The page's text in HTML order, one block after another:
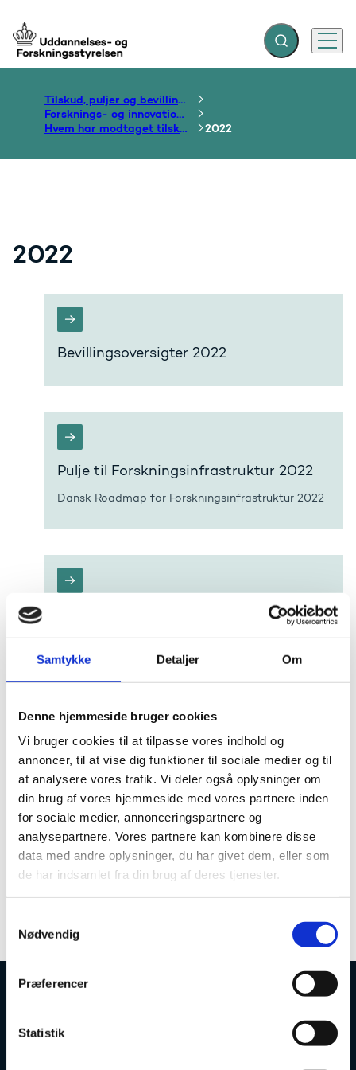
Samtykke Detaljer Om
Denne hjemmeside bruger cookies
Vi bruger cookies til at tilpasse vores indhold og
annoncer, til at vise dig funktioner til sociale medier og til
at analysere vores trafik. Vi deler også oplysninger om
din brug af vores hjemmeside med vores partnere inden
for sociale medier, annonceringspartnere og
analysepartnere. Vores partnere kan kombinere disse
data med andre oplysninger, du har givet dem, eller som
de har indsamlet fra din brug af deres tjenester.
Nødvendig
Præferencer
Statistik
Gå til forsiden Fold søgefelt ud
Menu
Tilskud, puljer og bevillinger
Forsknings- og innovationsområdet
Hvem har modtaget tilskud?
2022
2022
Bevillingsoversigter 2022
Pulje til Forskningsinfrastruktur 2022
Dansk Roadmap for Forskningsinfrastruktur 2022
Global Innovation Network Programme
Følgende har modtaget bevilling fra Global
Midler til understøttelse af Arktisk
Forskning
Arktisk forskning er et område med tiltagende
betydning for Danmark og verdenssamfundet. For
at anerkende betydningen af arktisk forskning har
Uddannelses- og Forskningsstyrelsen i 2022